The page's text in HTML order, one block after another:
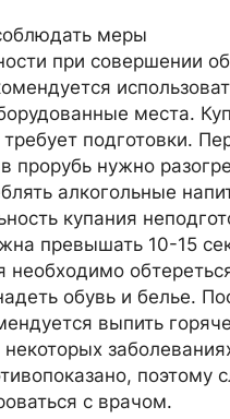
меры
при совершении
места.
подготовки.
прорубь нужно
алкогольные
купания
превышать 10-15
необходимо
обувь и белье.
выпить
поэтому
с врачом.